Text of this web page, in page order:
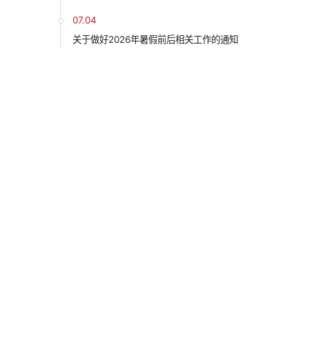
07.04
关于做好2026年暑假前后相关工作的通知